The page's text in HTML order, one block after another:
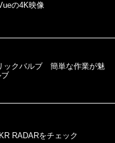
の4K映像
ックバルブ 簡単な作業が魅
RADARをチェック